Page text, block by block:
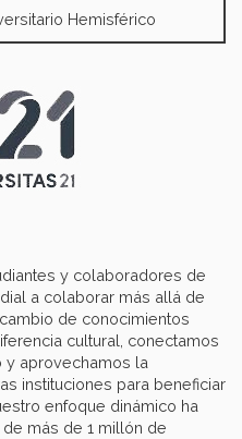
Hemisférico
y colaboradores de
a colaborar más allá de
de conocimientos
cultural, conectamos
y aprovechamos la
instituciones para beneficiar
enfoque dinámico ha
más de 1 millón de